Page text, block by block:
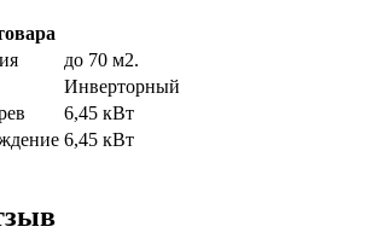
до 70 м2.
Инверторный
6,45 кВт
6,45 кВт